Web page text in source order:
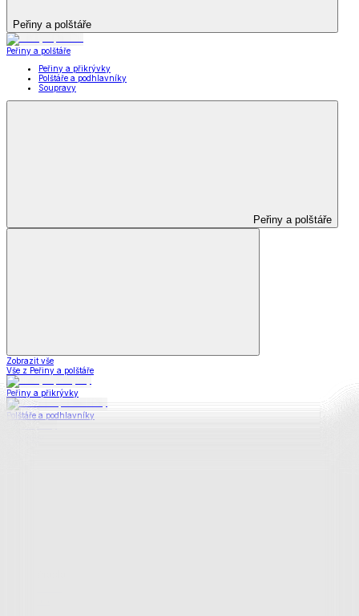
Peřiny a polštáře
Peřiny a polštáře
Peřiny a přikrývky
Polštáře a podhlavníky
Soupravy
Peřiny a polštáře
Zobrazit vše
Vše z Peřiny a polštáře
Peřiny a přikrývky
Polštáře a podhlavníky